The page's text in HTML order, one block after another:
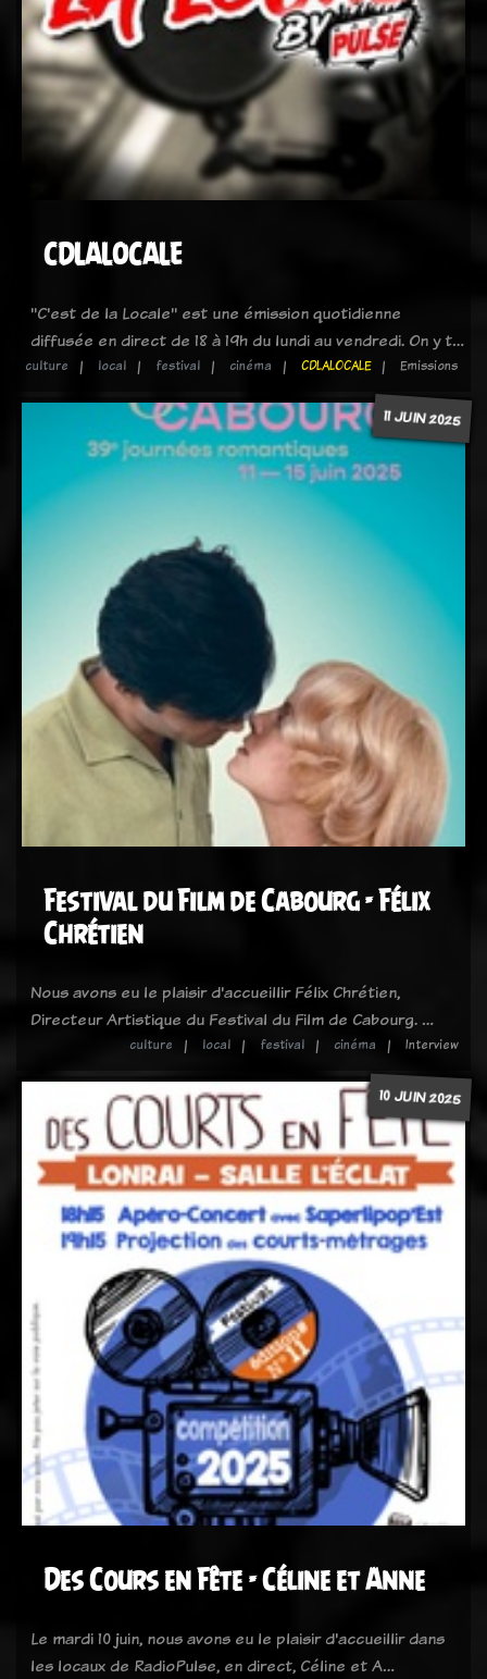
CDLALOCALE
"C'est de la Locale" est une émission quotidienne
diffusée en direct de 18 à 19h du lundi au vendredi. On y t…
culture local festival cinéma CDLALOCALE Emissions
11 JUIN 2025
Festival du Film de Cabourg - Félix
Chrétien
Nous avons eu le plaisir d'accueillir Félix Chrétien,
Directeur Artistique du Festival du Film de Cabourg. …
culture local festival cinéma Interview
10 JUIN 2025
Des Cours en Fête - Céline et Anne
Le mardi 10 juin, nous avons eu le plaisir d'accueillir dans
les locaux de RadioPulse, en direct, Céline et A…